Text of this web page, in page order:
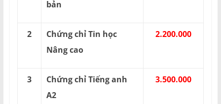
bản
2
Chứng chỉ Tin học
Nâng cao
2.200.000
3
Chứng chỉ Tiếng anh
A2
3.500.000